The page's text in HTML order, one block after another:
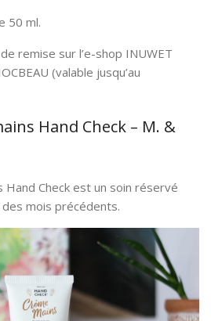
50 ml.
remise sur l’e-shop INUWET
(valable jusqu’au
Hand Check – M. &
Hand Check est un soin réservé
mois précédents.